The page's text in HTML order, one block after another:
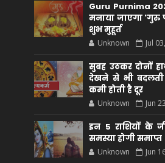
Guru Purnima
मनाया जाएगा 'गुरु
शुभ मुहूर्त
Unknown Jul
सुबह उठकर दोनों
देखने से भी
कमी होती है दूर
Unknown Jun
इन 5 राशियों के
समस्या होगी समाप्त
Unknown Jun